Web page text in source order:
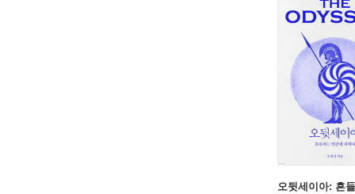
오뒷세이아: 흔